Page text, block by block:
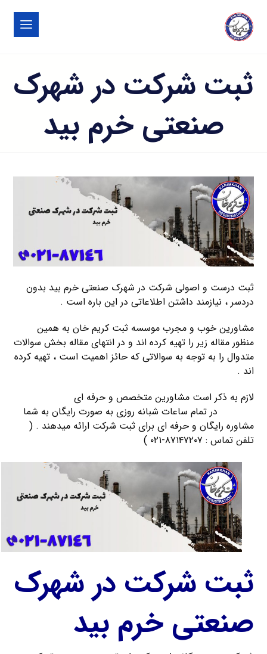
ثبت شرکت در شهرک
صنعتی خرم بيد
ثبت درست و اصولی شرکت در شهرک صنعتی خرم بيد بدون
دردسر ، نیازمند داشتن اطلاعاتی در این باره است .
مشاورین خوب و مجرب موسسه ثبت کریم خان به همین
منظور مقاله زیر را تهیه کرده اند و در انتهای مقاله بخش سوالات
متدوال را به توجه به سوالاتی که حائز اهمیت است ، تهیه کرده
اند .
لازم به ذکر است مشاورین متخصص و حرفه ای
در تمام ساعات شبانه روزی به صورت رایگان به شما
مشاوره رایگان و حرفه ای برای ثبت شرکت ارائه میدهند . (
تلفن تماس : ۸۷۱۴۷۲۰۷-۰۲۱ )
ثبت شرکت در شهرک
صنعتی خرم بيد